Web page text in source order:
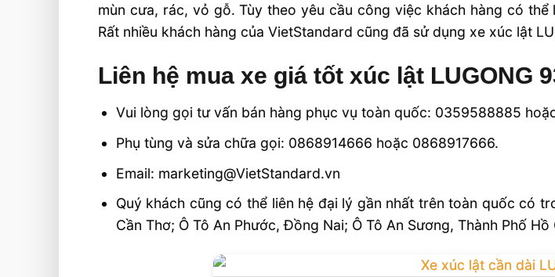
mùn cưa, rác, vỏ gỗ. Tùy theo yêu cầu công việc khách hàng có
Rất nhiều khách hàng của VietStandard cũng đã sử dụng xe xúc lật
Liên hệ mua xe giá tốt xúc lật LUGONG
Vui lòng gọi tư vấn bán hàng phục vụ toàn quốc: 0359588885
Phụ tùng và sửa chữa gọi: 0868914666 hoặc 0868917666.
Email: marketing@VietStandard.vn
Quý khách cũng có thể liên hệ đại lý gần nhất trên toàn quốc có
Cần Thơ; Ô Tô An Phước, Đồng Nai; Ô Tô An Sương, Thành Phố